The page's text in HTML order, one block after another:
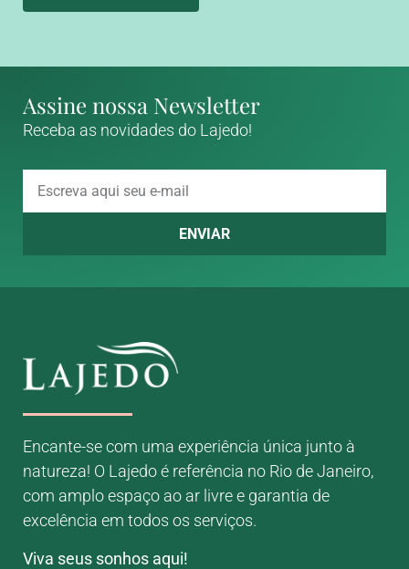
Assine nossa Newsletter
Receba as novidades do Lajedo!
ENVIAR
Encante-se com uma experiência única junto à
natureza! O Lajedo é referência no Rio de Janeiro,
com amplo espaço ao ar livre e garantia de
excelência em todos os serviços.
Viva seus sonhos aqui!